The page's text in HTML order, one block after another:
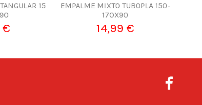
15
€
EMPALME MIXTO TUBOPLA 150-
170X90
14,99 €